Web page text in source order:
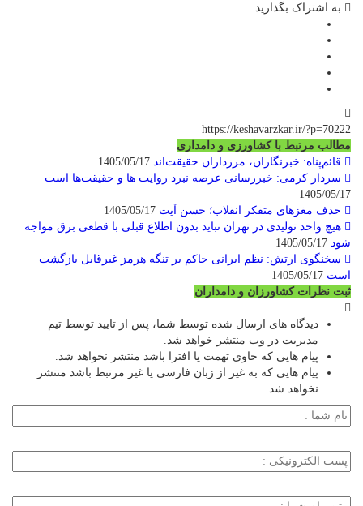
به اشتراک بگذارید :
https://keshavarzkar.ir/?p=70222
مطالب مرتبط با کشاورزی و دامداری
قائم‌پناه: ‏خبرنگاران، مرزداران حقیقت‌اند
سردار کرمی: خبررسانی عرصه نبرد روایت ها و حقیقت‌ها است
1405/05/17
حذف مغزهای متفکر انقلاب؛ حسن آیت
هیچ واحد تولیدی در تهران نباید بدون اطلاع قبلی با قطعی برق مواجه
شود
سخنگوی ارتش: نظم ایرانی حاکم بر تنگه هرمز غیرقابل بازگشت
است
ثبت نظرات کشاورزان و دامداران
دیدگاه های ارسال شده توسط شما، پس از تایید توسط تیم
مدیریت در وب منتشر خواهد شد.
پیام هایی که حاوی تهمت یا افترا باشد منتشر نخواهد شد.
پیام هایی که به غیر از زبان فارسی یا غیر مرتبط باشد منتشر
نخواهد شد.